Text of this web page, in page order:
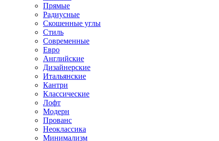
Прямые
Радиусные
Скошенные углы
Стиль
Современные
Евро
Английские
Дизайнерские
Итальянские
Кантри
Классические
Лофт
Модерн
Прованс
Неоклассика
Минимализм